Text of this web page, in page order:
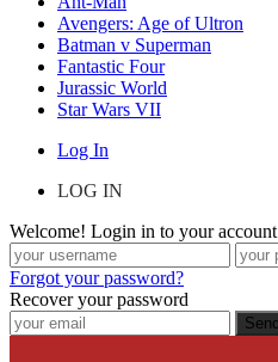
Avengers: Age of Ultron
Batman v Superman
Fantastic Four
Jurassic World
Star Wars VII
Log In
LOG IN
Welcome! Login in to your account
Forgot your password?
Recover your password